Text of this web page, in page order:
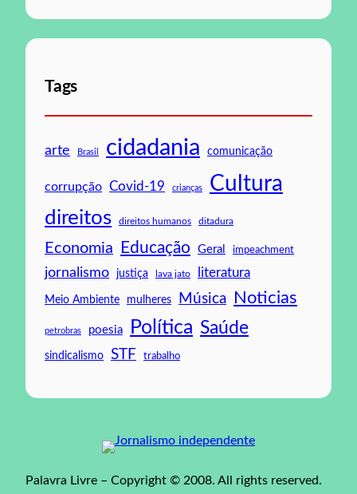
Tags
arte Brasil cidadania comunicação
corrupção Covid-19 crianças Cultura
direitos direitos humanos ditadura
Economia Educação Geral impeachment
jornalismo justiça lava jato literatura
Meio Ambiente mulheres Música Noticias
petrobras poesia Política Saúde
sindicalismo STF trabalho
Palavra Livre – Copyright © 2008. All rights reserved.